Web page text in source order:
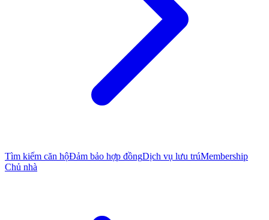
Tìm kiếm căn hộĐảm bảo hợp đồngDịch vụ lưu trúMembership
Chủ nhà